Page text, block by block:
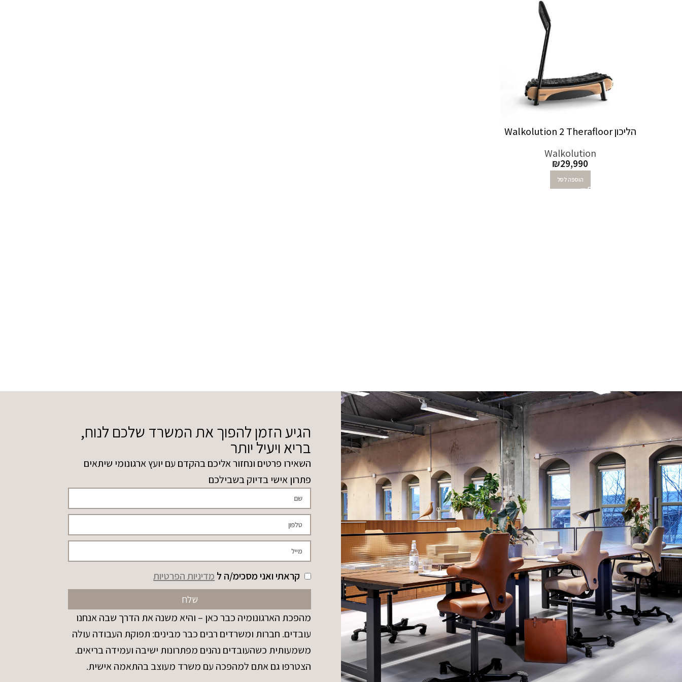
הליכון Walkolution 2 Therafloor
Walkolution
₪29,990
הוספה לסל
הגיע הזמן להפוך את המשרד שלכם לנוח,
בריא ויעיל יותר
השאירו פרטים ונחזור אליכם בהקדם עם יועץ ארגונומי שיתאים
פתרון אישי בדיוק בשבילכם
קראתי ואני מסכימ/ה ל מדיניות הפרטיות
שלח
מהפכת הארגונומיה כבר כאן – והיא משנה את הדרך שבה אנחנו
עובדים. חברות ומשרדים רבים כבר מבינים: תפוקת העבודה עולה
משמעותית כשהעובדים נהנים מפתרונות ישיבה ועמידה בריאים.
הצטרפו גם אתם למהפכה עם משרד מעוצב בהתאמה אישית.